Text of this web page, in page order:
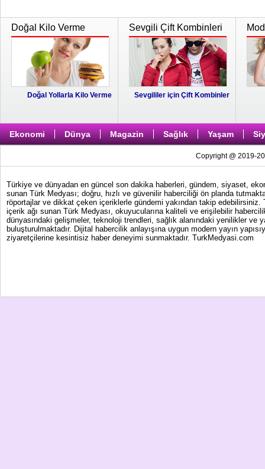
Doğal Kilo Verme
Doğal Yollarla Kilo Verme
Sevgili Çift Kombinleri
Sevgililer için Çift Kombinler
Ekonomi Dünya Magazin Sağlık Yaşam
Copyright @ 2019-
Türkiye ve dünyadan en güncel son dakika haberleri, gündem, siyaset,
sunan Türk Medyası; doğru, hızlı ve güvenilir haberciliği ön planda
röportajlar ve dikkat çeken içeriklerle gündemi yakından takip
içerik ağı sunan Türk Medyası, okuyucularına kaliteli ve erişilebilir
dünyasındaki gelişmeler, teknoloji trendleri, sağlık alanındaki yenilikler
buluşturulmaktadır. Dijital habercilik anlayışına uygun modern yayın
ziyaretçilerine kesintisiz haber deneyimi sunmaktadır. TurkMedyasi.com